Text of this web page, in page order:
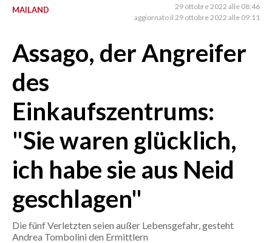
NUORO E PROVINCIA
CRONACA
ITALIA
MONDO
POLITICA
ECONOMIA
SERVIZI ALLE IMPRESE
LAVORO
BANDI
MAILAND
29 ottobre 2022 alle 08:46
aggiornato il 29 ottobre 2022 alle 09:11
Assago, der Angreifer
des
Einkaufszentrums:
"Sie waren glücklich,
ich habe sie aus Neid
geschlagen"
Die fünf Verletzten seien außer Lebensgefahr, gesteht
Andrea Tombolini den Ermittlern